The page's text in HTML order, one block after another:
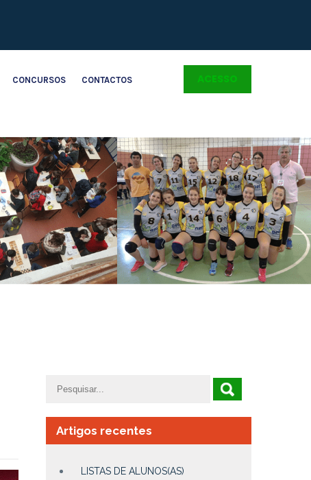
CONCURSOS CONTACTOS ACESSO
Artigos recentes
LISTAS DE ALUNOS(AS)